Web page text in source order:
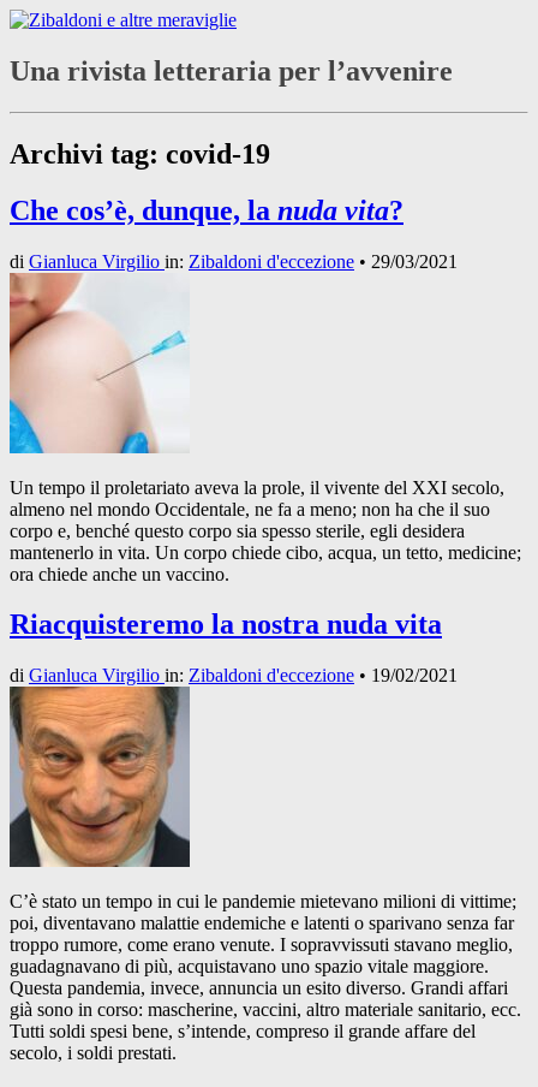
Una rivista letteraria per l’avvenire
Archivi tag: covid-19
Che cos’è, dunque, la nuda vita?
di Gianluca Virgilio in: Zibaldoni d'eccezione • 29/03/2021
Un tempo il proletariato aveva la prole, il vivente del XXI secolo,
almeno nel mondo Occidentale, ne fa a meno; non ha che il suo
corpo e, benché questo corpo sia spesso sterile, egli desidera
mantenerlo in vita. Un corpo chiede cibo, acqua, un tetto, medicine;
ora chiede anche un vaccino.
Riacquisteremo la nostra nuda vita
di Gianluca Virgilio in: Zibaldoni d'eccezione • 19/02/2021
C’è stato un tempo in cui le pandemie mietevano milioni di vittime;
poi, diventavano malattie endemiche e latenti o sparivano senza far
troppo rumore, come erano venute. I sopravvissuti stavano meglio,
guadagnavano di più, acquistavano uno spazio vitale maggiore.
Questa pandemia, invece, annuncia un esito diverso. Grandi affari
già sono in corso: mascherine, vaccini, altro materiale sanitario, ecc.
Tutti soldi spesi bene, s’intende, compreso il grande affare del
secolo, i soldi prestati.